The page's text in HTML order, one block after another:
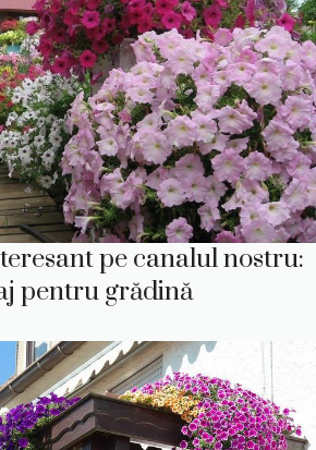
pe canalul nostru:
pentru grădină